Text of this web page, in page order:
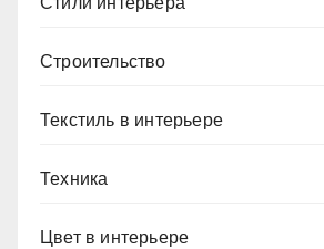
Строительство
Текстиль в интерьере
Техника
Цвет в интерьере